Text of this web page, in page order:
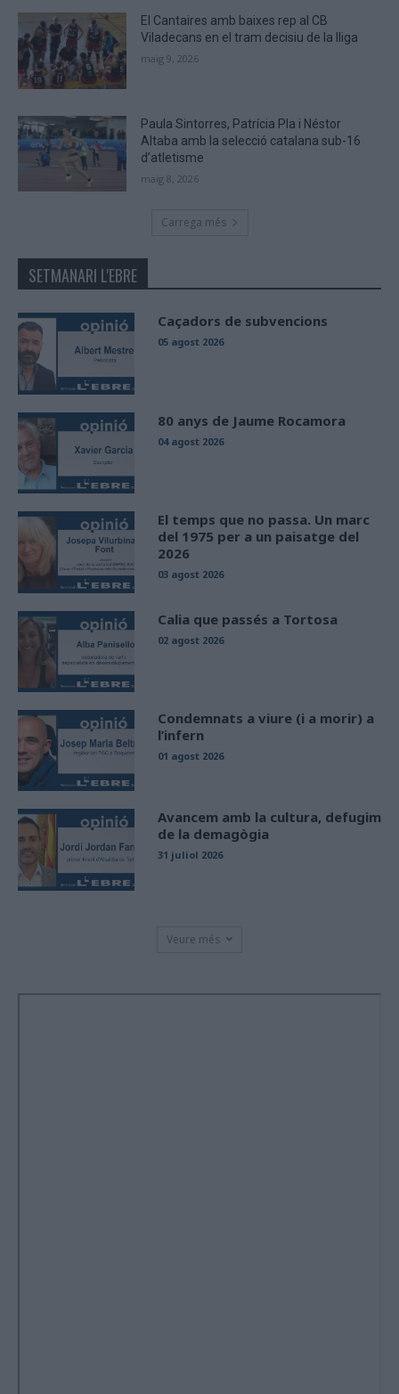
El Cantaires amb baixes rep al CB
Viladecans en el tram decisiu de la lliga
maig 9, 2026
Paula Sintorres, Patrícia Pla i Néstor
Altaba amb la selecció catalana sub-16
d’atletisme
maig 8, 2026
Carrega més
SETMANARI L'EBRE
Caçadors de subvencions
05 agost 2026
80 anys de Jaume Rocamora
04 agost 2026
El temps que no passa. Un marc
del 1975 per a un paisatge del
2026
03 agost 2026
Calia que passés a Tortosa
02 agost 2026
Condemnats a viure (i a morir) a
l’infern
01 agost 2026
Avancem amb la cultura, defugim
de la demagògia
31 juliol 2026
Veure més